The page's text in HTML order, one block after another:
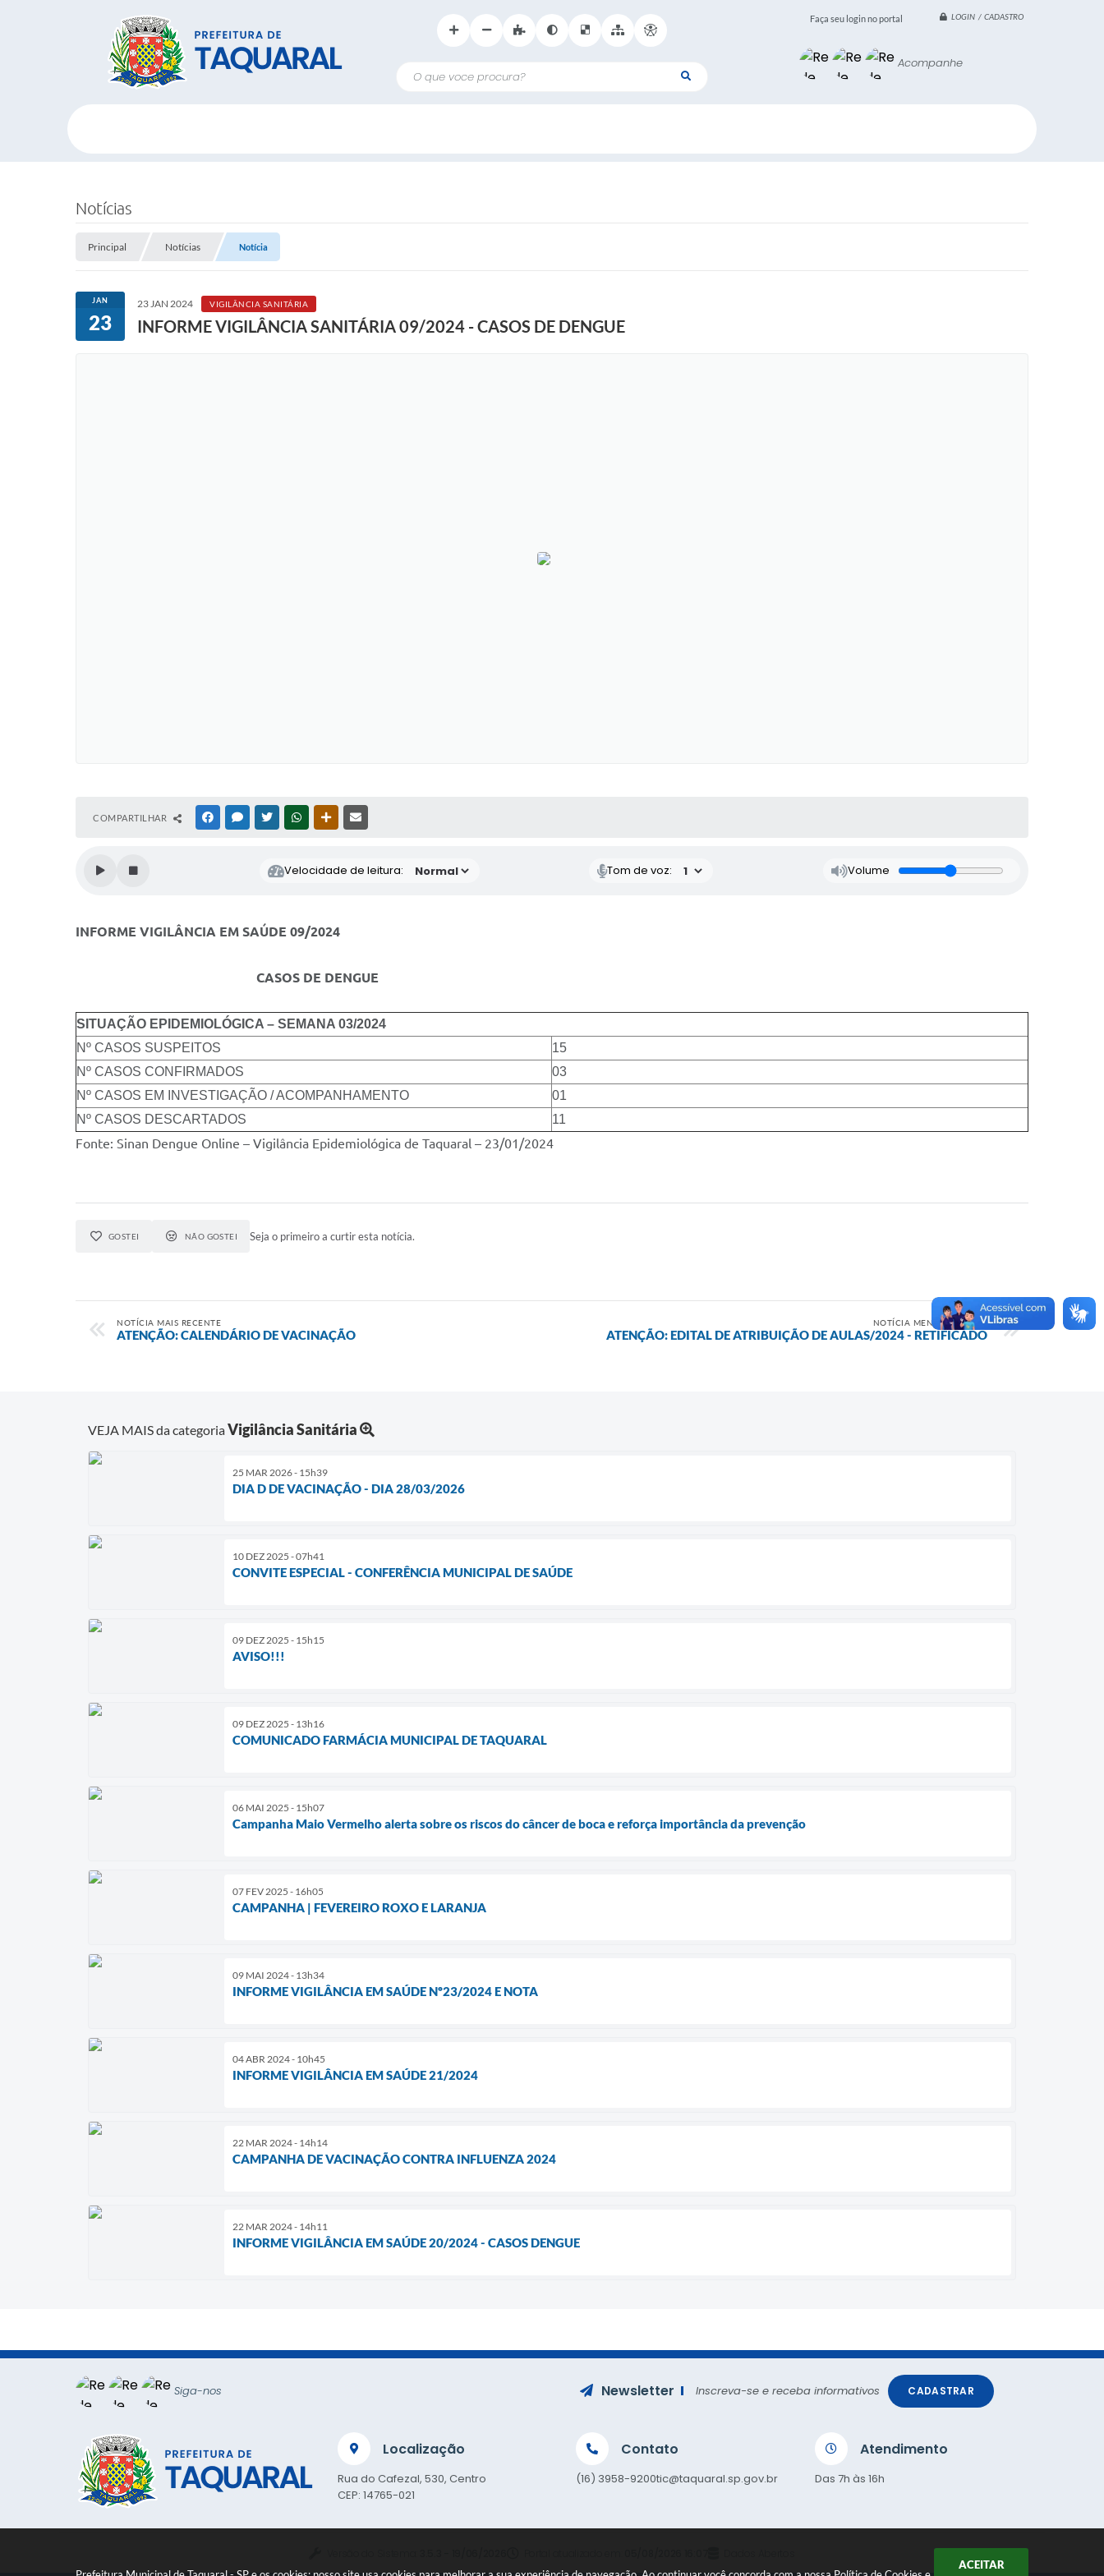
ACEITAR
Faça seu login no portal LOGIN / CADASTRO
O que voce procura?
Acompanhe
Notícias
Principal Notícias Notícia
JAN
23
23 JAN 2024 VIGILÂNCIA SANITÁRIA
INFORME VIGILÂNCIA SANITÁRIA 09/2024 - CASOS DE DENGUE
COMPARTILHAR FACEBOOKMESSENGER
TWITTERWHATSAPPOUTRAS MÍDIAS
Velocidade de leitura: Tom de voz: Volume
INFORME VIGILÂNCIA EM SAÚDE 09/2024
CASOS DE DENGUE
SITUAÇÃO EPIDEMIOLÓGICA – SEMANA 03/2024
Nº CASOS SUSPEITOS
15
Nº CASOS CONFIRMADOS
03
Nº CASOS EM INVESTIGAÇÃO / ACOMPANHAMENTO
01
Nº CASOS DESCARTADOS
11
Fonte: Sinan Dengue Online – Vigilância Epidemiológica de Taquaral – 23/01/2024
GOSTEI NÃO GOSTEI Seja o primeiro a curtir esta notícia.
NOTÍCIA MAIS RECENTE
ATENÇÃO: CALENDÁRIO DE VACINAÇÃO
NOTÍCIA MENOS RECENTE
ATENÇÃO: EDITAL DE ATRIBUIÇÃO DE AULAS/2024 - RETIFICADO
VEJA MAIS da categoriaVigilância Sanitária
25 MAR 2026 - 15h39
DIA D DE VACINAÇÃO - DIA 28/03/2026
10 DEZ 2025 - 07h41
CONVITE ESPECIAL - CONFERÊNCIA MUNICIPAL DE SAÚDE
09 DEZ 2025 - 15h15
AVISO!!!
09 DEZ 2025 - 13h16
COMUNICADO FARMÁCIA MUNICIPAL DE TAQUARAL
06 MAI 2025 - 15h07
Campanha Maio Vermelho alerta sobre os riscos do câncer de boca e reforça importância da prevenção
07 FEV 2025 - 16h05
CAMPANHA | FEVEREIRO ROXO E LARANJA
09 MAI 2024 - 13h34
INFORME VIGILÂNCIA EM SAÚDE Nº23/2024 E NOTA
04 ABR 2024 - 10h45
INFORME VIGILÂNCIA EM SAÚDE 21/2024
22 MAR 2024 - 14h14
CAMPANHA DE VACINAÇÃO CONTRA INFLUENZA 2024
22 MAR 2024 - 14h11
INFORME VIGILÂNCIA EM SAÚDE 20/2024 - CASOS DENGUE
Siga-nos
Localização
Rua do Cafezal, 530, Centro
CEP: 14765-021
Contato
(16) 3958-9200tic@taquaral.sp.gov.br
Atendimento
Das 7h às 16h
Newsletter Inscreva-se e receba informativos CADASTRAR